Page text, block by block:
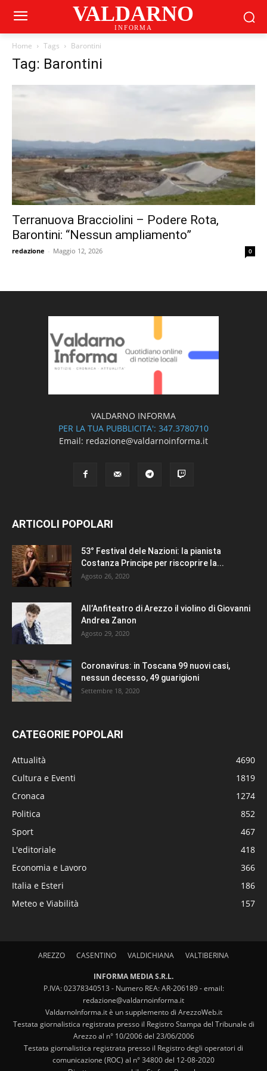
VALDARNO
INFORMA
Home Tags Barontini
Tag: Barontini
Terranuova Bracciolini – Podere Rota,
Barontini: “Nessun ampliamento”
redazione - Maggio 12, 2026 0
VALDARNO INFORMA
PER LA TUA PUBBLICITA': 347.3780710
Email: redazione@valdarnoinforma.it
ARTICOLI POPOLARI
53° Festival dele Nazioni: la pianista
Costanza Principe per riscoprire la...
Agosto 26, 2020
All’Anfiteatro di Arezzo il violino di Giovanni
Andrea Zanon
Agosto 29, 2020
Coronavirus: in Toscana 99 nuovi casi,
nessun decesso, 49 guarigioni
Settembre 18, 2020
CATEGORIE POPOLARI
Attualità
4690
Cultura e Eventi
1819
Cronaca
1274
Politica
852
Sport
467
L'editoriale
418
Economia e Lavoro
366
Italia e Esteri
186
Meteo e Viabilità
157
AREZZO CASENTINO VALDICHIANA VALTIBERINA
INFORMA MEDIA S.R.L.
P.IVA: 02378340513 - Numero REA: AR-206189 - email:
redazione@valdarnoinforma.it
ValdarnoInforma.it è un supplemento di ArezzoWeb.it
Testata giornalistica registrata presso il Registro Stampa del Tribunale di
Arezzo al n° 10/2006 del 23/06/2006
Testata giornalistica registrata presso il Registro degli operatori di
comunicazione (ROC) al n° 34800 del 12-08-2020